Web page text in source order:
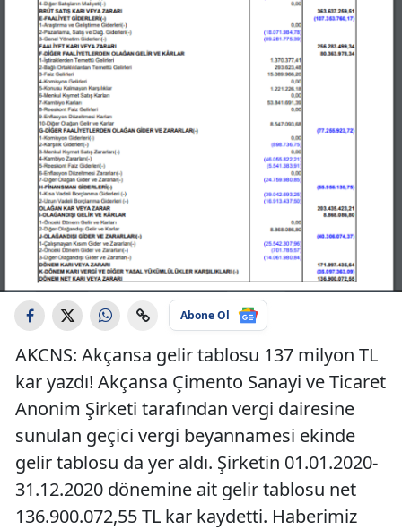
Abone Ol
AKCNS: Akçansa gelir tablosu 137 milyon TL
kar yazdı! Akçansa Çimento Sanayi ve Ticaret
Anonim Şirketi tarafından vergi dairesine
sunulan geçici vergi beyannamesi ekinde
gelir tablosu da yer aldı. Şirketin 01.01.2020-
31.12.2020 dönemine ait gelir tablosu net
136.900.072,55 TL kar kaydetti. Haberimiz